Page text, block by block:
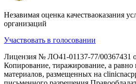
Незавимая оценка качестваоказания
организаций
Участвовать в голосовании
Лицензия № ЛО41-01137-77/00367431
Копирование, тиражирование, а равно
материалов, размещенных на